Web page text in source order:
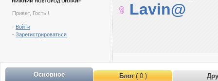
Привет, Гость !
- Войти
- Зарегистрироваться
Lavin@
Основное Блог( 0 )